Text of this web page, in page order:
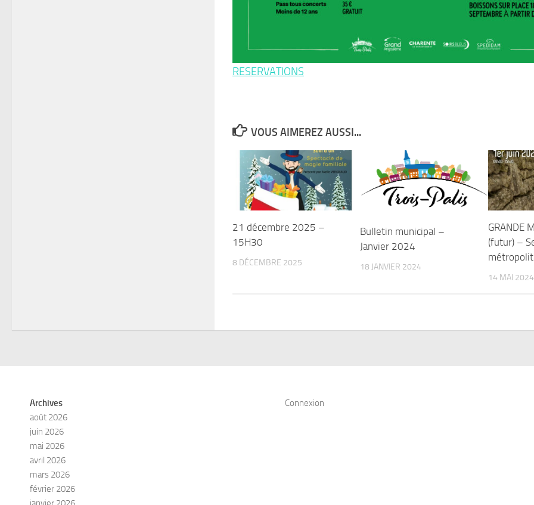
RESERVATIONS
VOUS AIMEREZ AUSSI...
21 décembre 2025 –
15H30
8 DÉCEMBRE 2025
Bulletin municipal –
Janvier 2024
18 JANVIER 2024
GRANDE
(futur) –
14 MAI 2024
Archives
août 2026
juin 2026
mai 2026
avril 2026
mars 2026
février 2026
Connexion